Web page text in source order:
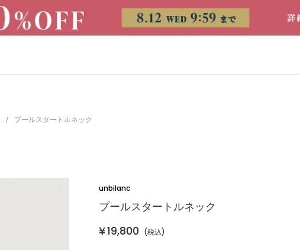
/ プールスタートルネック
unbilanc
プールスタートルネック
¥19,800 (税込)